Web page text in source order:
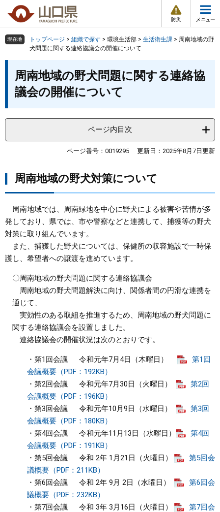
の
頭
ー
飛
情
報
メ
ュ
組織で探す
しごと・産業・観光
まちづくり
検索の仕方 組織で探す サイトマップで探す
現在地 トップページ > 組織で探す > 環境生活部 > 生活衛生課 > 周南地域の野
犬問題に関する連絡協議会の開催について
周南地域の野犬問題に関する連絡協
議会の開催について
ページ内目次
ページ番号：0019295 更新日：2025年8月7日更新
周南地域の野犬対策について
周南地域では、周南緑地を中心に野犬による被害や苦情が多
発しており、県では、市や警察などと連携して、捕獲等の野犬
対策に取り組んでいます。
また、捕獲した野犬については、保健所の収容施設で一時保
護し、希望者への譲渡を進めています。
〇周南地域の野犬問題に関する連絡協議会
周南地域の野犬問題解決に向け、関係者間の円滑な連携を
通じて、
実効性のある取組を推進するため、周南地域の野犬問題に
関する連絡協議会を設置しました。
連絡協議会の開催状況は次のとおりです。
・第1回会議 令和元年7月4日（木曜日）
第1回
会議概要（PDF：192KB）
・第2回会議 令和元年7月30日（火曜日）
第2回
会議概要（PDF：196KB）
・第3回会議 令和元年10月9日（水曜日）
第3回
会議概要（PDF：180KB）
・第4回会議 令和元年11月13日（水曜日）
第4回
会議概要（PDF：191KB）
・第5回会議 令和 2年 1月21日（火曜日）
第5回会
議概要（PDF：211KB）
・第6回会議 令和 2年 9月 2日（水曜日）
第6回会
議概要（PDF：232KB）
・第7回会議 令和 3年 3月16日（火曜日）
第7回会